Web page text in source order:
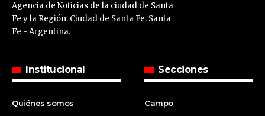
Agencia de Noticias de la ciudad de Santa
Fe y la Región. Ciudad de Santa Fe. Santa
Fe - Argentina.
Institucional
Quiénes somos
Secciones
Campo